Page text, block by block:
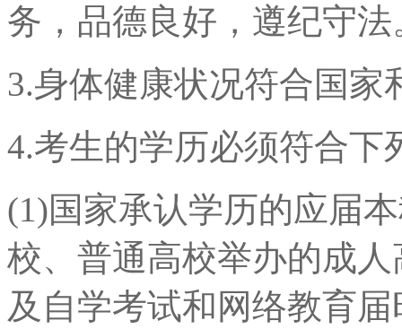
务，品德良好，遵纪守法
3.身体健康状况符合国
4.考生的学历必须符合下
(1)国家承认学历的应届
校、普通高校举办的成
及自学考试和网络教育